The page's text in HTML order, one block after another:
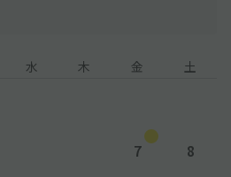
水 木 金 土
7 8